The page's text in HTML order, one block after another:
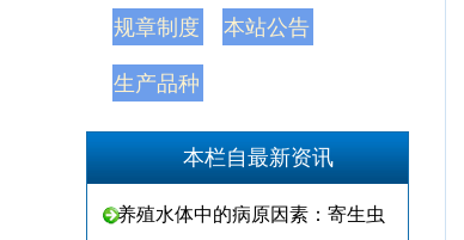
规章制度 本站公告
生产品种
本栏自最新资讯
养殖水体中的病原因素：寄生虫